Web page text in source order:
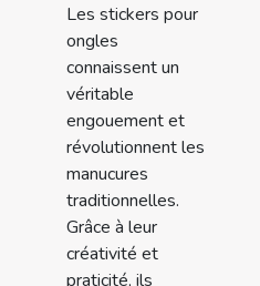
Les stickers pour
ongles
connaissent un
véritable
engouement et
révolutionnent les
manucures
traditionnelles.
Grâce à leur
créativité et
praticité, ils